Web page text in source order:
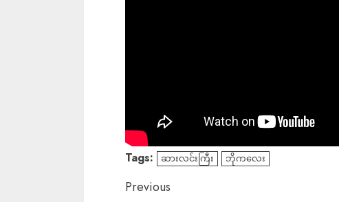
Tags: ဆားလင်းကြီး ဘိုကလေး
Previous